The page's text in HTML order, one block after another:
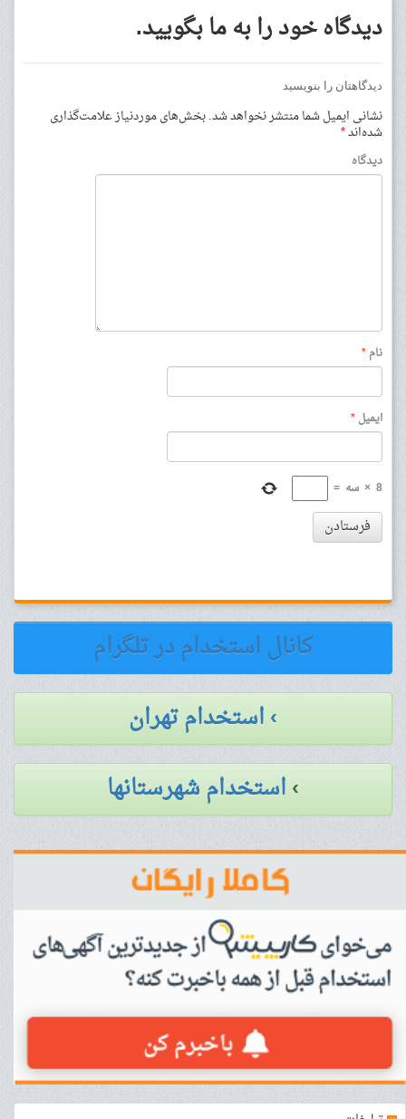
دیدگاه خود را به ما بگویید.
دیدگاهتان را بنویسید
نشانی ایمیل شما منتشر نخواهد شد.بخش‌های موردنیاز علامت‌گذاری
شده‌اند*
دیدگاه
نام*
ایمیل*
8
× سه =
فرستادن
کانال استخدام در تلگرام
› استخدام تهران
›استخدام شهرستانها